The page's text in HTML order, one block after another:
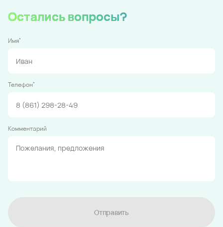
Остались вопросы?
Имя*
Телефон*
Комментарий
Отправить